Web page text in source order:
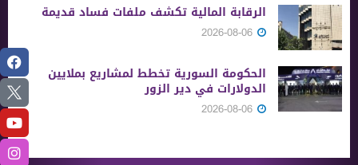
الرقابة المالية تكشف ملفات فساد قديمة
الحكومة السورية تخطط لمشاريع بملايين
الدولارات في دير الزور